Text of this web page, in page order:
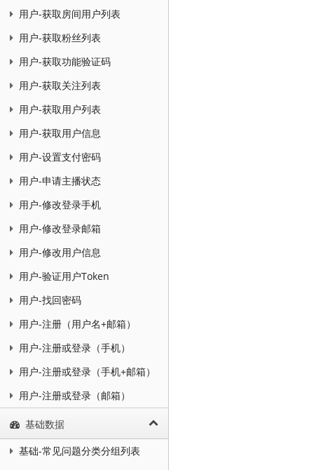
用户-获取房间用户列表
用户-获取粉丝列表
用户-获取功能验证码
用户-获取关注列表
用户-获取用户列表
用户-获取用户信息
用户-设置支付密码
用户-申请主播状态
用户-修改登录手机
用户-修改登录邮箱
用户-修改用户信息
用户-验证用户Token
用户-找回密码
用户-注册（用户名+邮箱）
用户-注册或登录（手机）
用户-注册或登录（手机+邮箱）
用户-注册或登录（邮箱）
基础数据
基础-常见问题分类分组列表